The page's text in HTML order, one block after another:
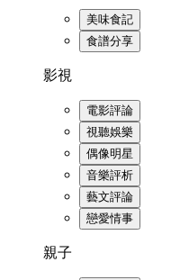
美味食記
食譜分享
影視
電影評論
視聽娛樂
偶像明星
音樂評析
藝文評論
戀愛情事
親子